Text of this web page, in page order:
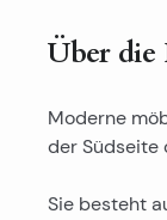
Über
Moderne
der Südseite
Sie besteht